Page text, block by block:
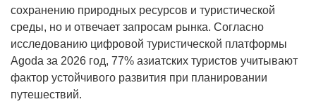
сохранению природных ресурсов и туристической
среды, но и отвечает запросам рынка. Согласно
исследованию цифровой туристической платформы
Agoda за 2026 год, 77% азиатских туристов учитывают
фактор устойчивого развития при планировании
путешествий.